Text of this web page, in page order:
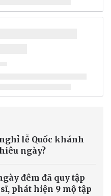
tạp chí Time Out, TP.HCM và
thực đường phố ngon nhất
vươn lên dẫn đầu nhờ sự kết
hóa đường phố sôi động và